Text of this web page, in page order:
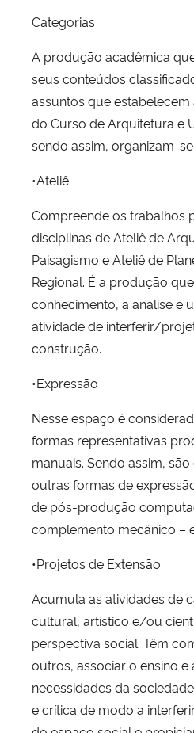
Categorias
A produção acadêmica
seus conteúdos
assuntos que
do Curso de Arquitetura e
sendo assim, organizam-
•Ateliê
Compreende os trabalhos
disciplinas de Ateliê de
Paisagismo e Ateliê de
Regional. É a produção
conhecimento, a análise e
atividade de interferir/
construção.
•Expressão
Nesse espaço é
formas representativas
manuais. Sendo assim,
outras formas de
de pós-produção
complemento mecânico –
•Projetos de Extensão
Acumula as atividades de
cultural, artístico e/ou
perspectiva social. Têm
outros, associar o ensino e
necessidades da
e crítica de modo a